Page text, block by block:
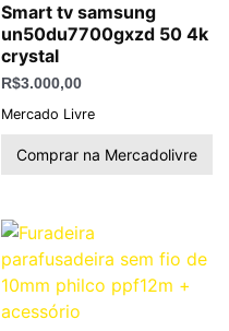
Smart tv samsung
un50du7700gxzd 50 4k
crystal
R$3.000,00
Mercado Livre
Comprar na Mercadolivre